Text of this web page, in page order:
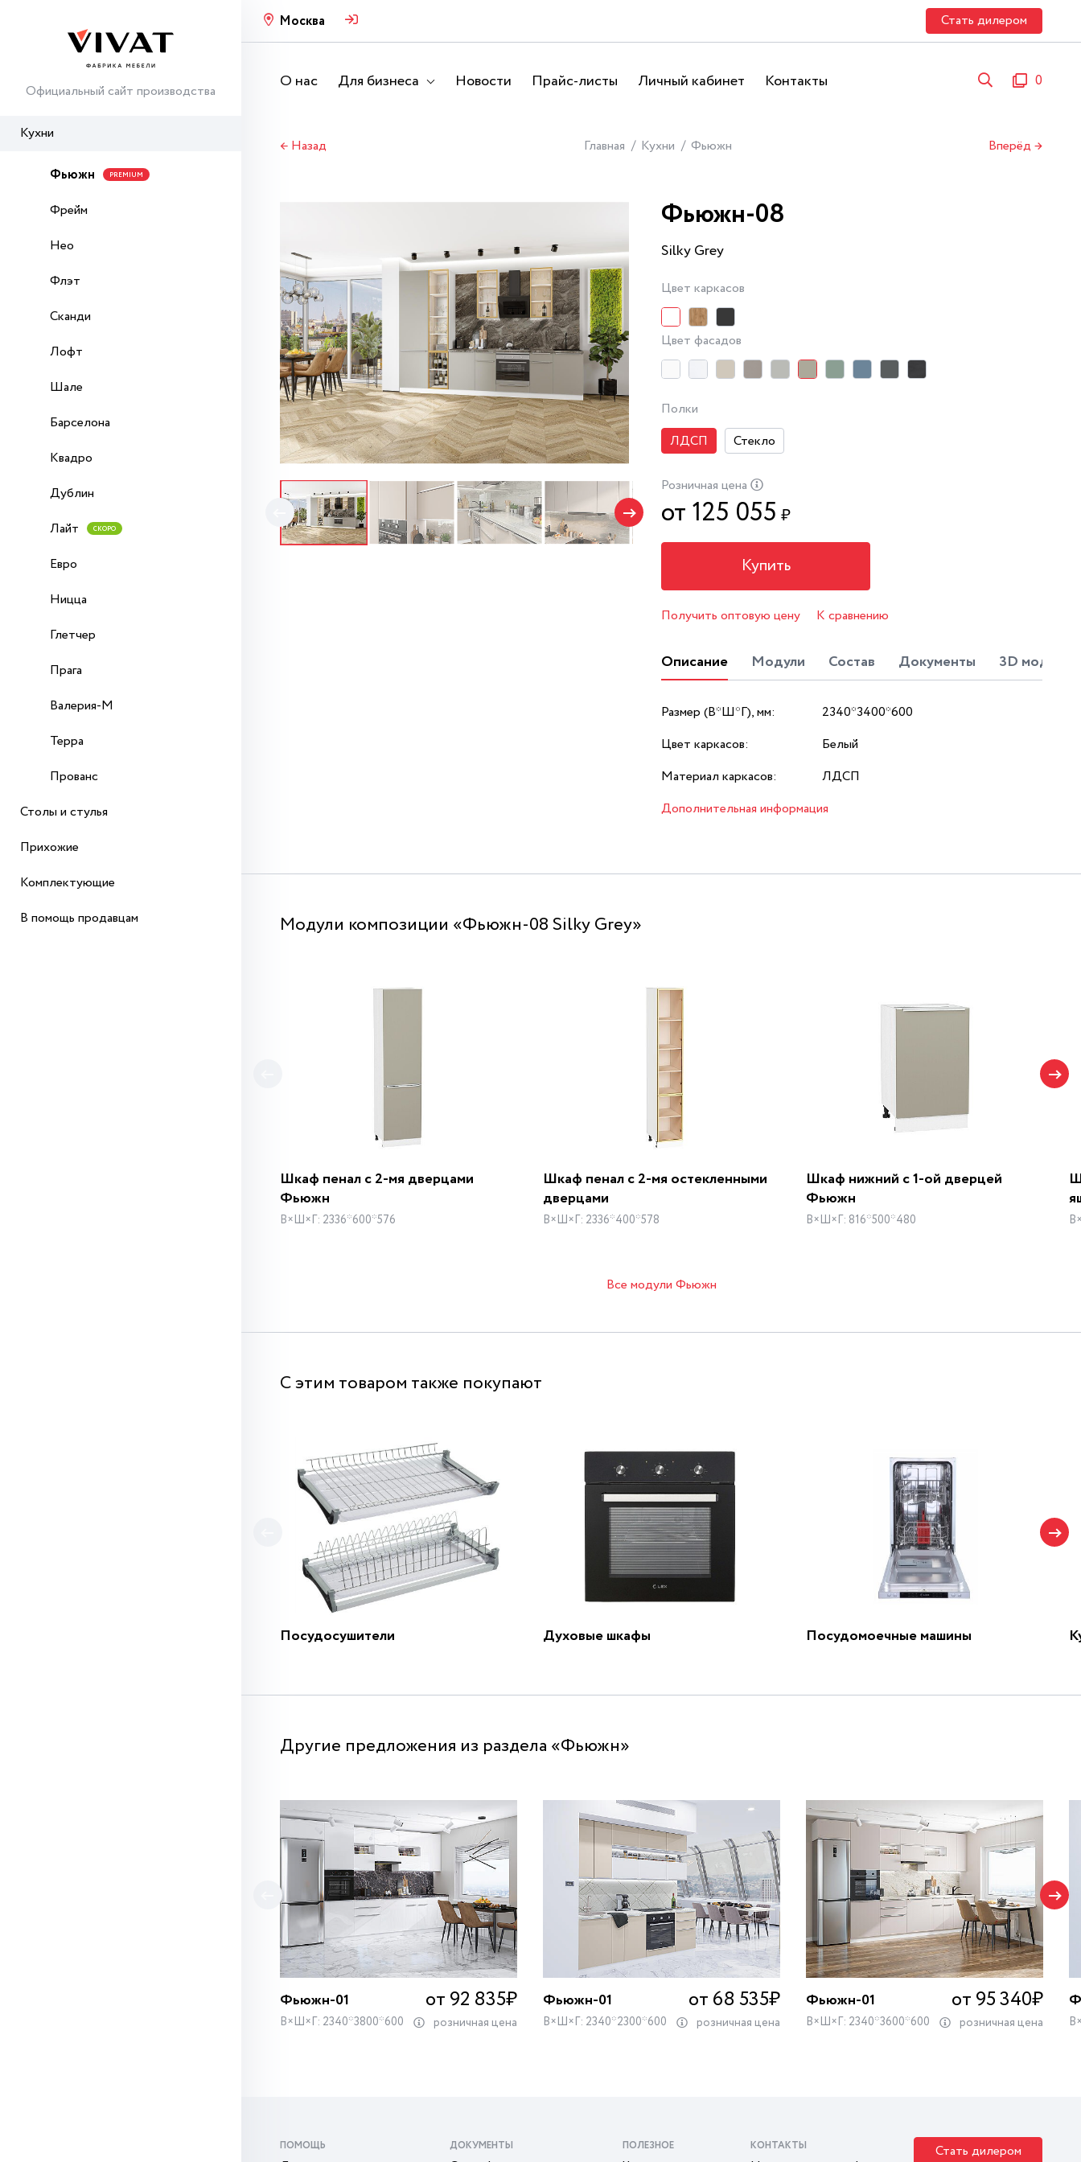
Официальный сайт производства
Кухни
Фьюжн PREMIUM
Фрейм
Нео
Флэт
Сканди
Лофт
Шале
Барселона
Квадро
Дублин
Лайт
СКОРО
Евро
Ницца
Глетчер
Прага
Валерия-М
Терра
Прованс
Столы и стулья
Прихожие
Комплектующие
В помощь продавцам
Москва Стать дилером
О нас Для бизнеса Новости Прайс-листы Личный кабинет Контакты 0
← Назад Главная Кухни Фьюжн Вперёд →
Фьюжн-08
Silky Grey
Цвет каркасов
Цвет фасадов
Полки
ЛДСП
Стекло
Розничная цена
от 125 055 ₽
Купить
Получить оптовую цену К сравнению
Описание Модули Состав Документы 3D модель
Размер (В*Ш*Г), мм:
2340*3400*600
Цвет каркасов:
Белый
Материал каркасов:
ЛДСП
Дополнительная информация
Модули композиции «Фьюжн-08 Silky Grey»
Шкаф пенал с 2-мя дверцами
Фьюжн
В×Ш×Г: 2336*600*576
Шкаф пенал с 2-мя остекленными
дверцами
В×Ш×Г: 2336*400*578
Шкаф нижний с 1-ой дверцей
Фьюжн
В×Ш×Г: 816*500*480
Все модули Фьюжн
С этим товаром также покупают
Посудосушители Духовые шкафы Посудомоечные машины
Другие предложения из раздела «Фьюжн»
Фьюжн-01 от 92 835₽
В×Ш×Г: 2340*3800*600 розничная цена
Фьюжн-01 от 68 535₽
В×Ш×Г: 2340*2300*600 розничная цена
Фьюжн-01 от 95 340₽
В×Ш×Г: 2340*3600*600 розничная цена
ПОМОЩЬ ДОКУМЕНТЫ ПОЛЕЗНОЕ КОНТАКТЫ Стать дилером